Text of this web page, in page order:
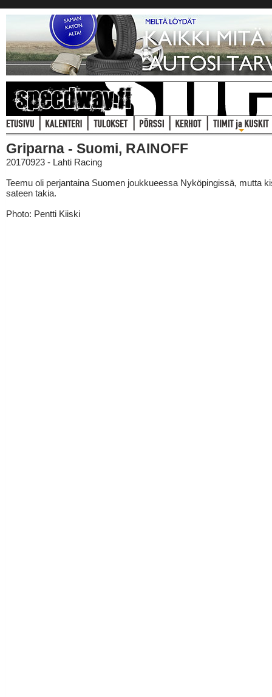
Griparna - Suomi, RAINOFF
20170923 - Lahti Racing
Teemu oli perjantaina Suomen joukkueessa Nyköpingissä, mutta
sateen takia.
Photo: Pentti Kiiski